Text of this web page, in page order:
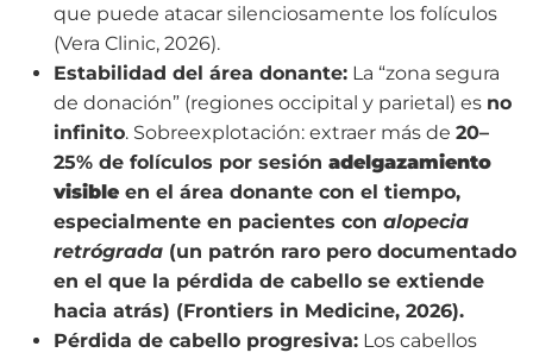
que puede atacar silenciosamente los folículos
(Vera Clinic, 2026).
Estabilidad del área donante: La “zona segura
de donación” (regiones occipital y parietal) es no
infinito. Sobreexplotación: extraer más de 20–
25% de folículos por sesión adelgazamiento
visible en el área donante con el tiempo,
especialmente en pacientes con alopecia
retrógrada (un patrón raro pero documentado
en el que la pérdida de cabello se extiende
hacia atrás) (Frontiers in Medicine, 2026).
Pérdida de cabello progresiva: Los cabellos